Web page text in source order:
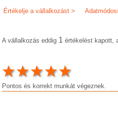
Értékelje a vállalkozást >
A vállalkozás eddig 1 értékelést kapott,
Pontos és korrekt munkát végeznek.